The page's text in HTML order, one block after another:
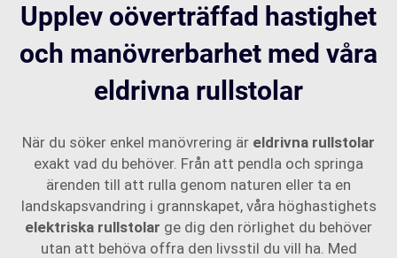
Upplev oöverträffad hastighet
och manövrerbarhet med våra
eldrivna rullstolar
När du söker enkel manövrering är eldrivna rullstolar
exakt vad du behöver. Från att pendla och springa
ärenden till att rulla genom naturen eller ta en
landskapsvandring i grannskapet, våra höghastighets
elektriska rullstolar ge dig den rörlighet du behöver
utan att behöva offra den livsstil du vill ha. Med